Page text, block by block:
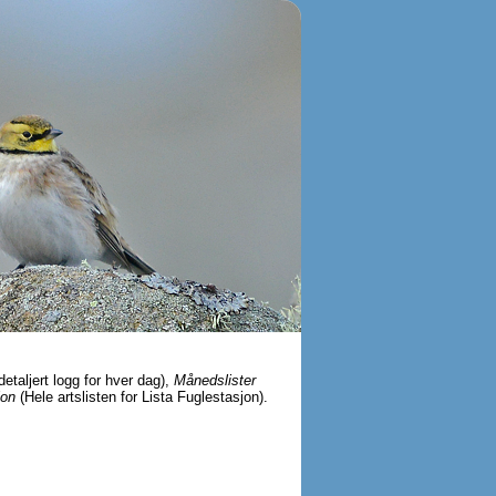
logg for hver dag), Månedslister
(Hele artslisten for Lista Fuglestasjon).